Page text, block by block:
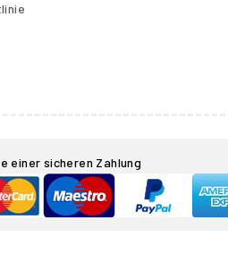
einer sicheren Zahlung